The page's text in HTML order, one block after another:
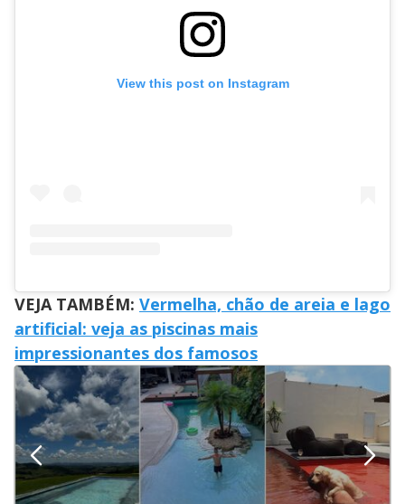
View this post on Instagram
VEJA TAMBÉM: Vermelha, chão de areia e lago
artificial: veja as piscinas mais
impressionantes dos famosos